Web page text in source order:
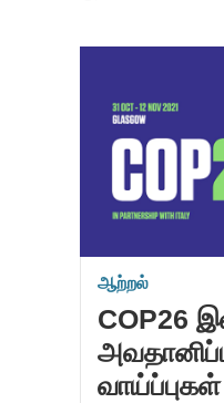
ஆற்றல்
COP26
வாய்ப்புகள்